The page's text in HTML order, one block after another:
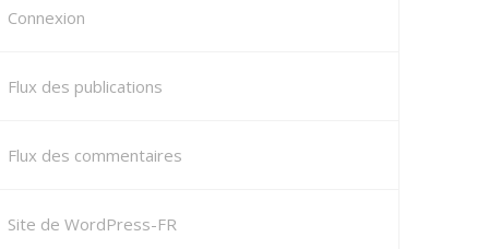
Connexion
Flux des publications
Flux des commentaires
Site de WordPress-FR